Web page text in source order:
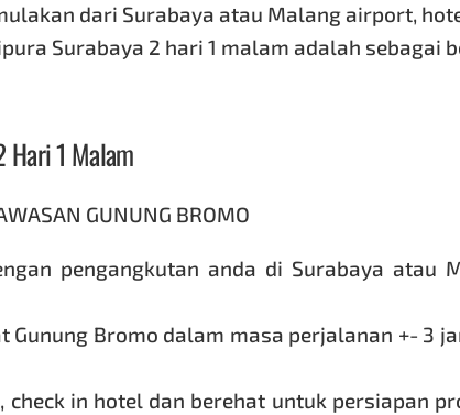
dari Surabaya atau Malang airport,
Surabaya 2 hari 1 malam adalah sebagai
1 Malam
GUNUNG BROMO
pengangkutan anda di Surabaya atau
Bromo dalam masa perjalanan +- 3
in hotel dan berehat untuk persiapan